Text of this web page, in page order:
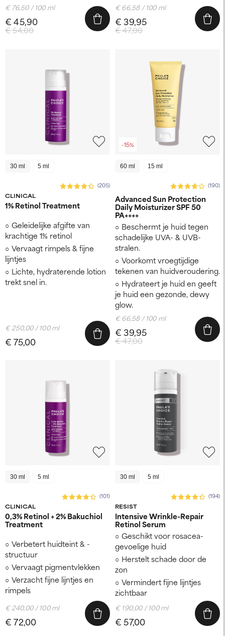
€ 54,00
€ 45,90
€ 76,50 / 100 ml
€ 47,00
€ 39,95
€ 66,58 / 100 ml
30 ml 5 ml
CLINICAL
(205)
1% Retinol Treatment
Geleidelijke afgifte van
krachtige 1% retinol
Vervaagt rimpels & fijne
lijntjes
Lichte, hydraterende lotion
trekt snel in.
€ 75,00
€ 250,00 / 100 ml
-15%
60 ml 15 ml
(190)
Advanced Sun Protection
Daily Moisturizer SPF 50
PA++++
Beschermt je huid tegen
schadelijke UVA- & UVB-
stralen.
Voorkomt vroegtijdige
tekenen van huidveroudering.
Hydrateert je huid en geeft
je huid een gezonde, dewy
glow.
€ 47,00
€ 39,95
€ 66,58 / 100 ml
30 ml 5 ml
CLINICAL
(101)
0,3% Retinol + 2% Bakuchiol
Treatment
Verbetert huidteint & -
structuur
Vervaagt pigmentvlekken
Verzacht fijne lijntjes en
rimpels
€ 72,00
€ 240,00 / 100 ml
30 ml 5 ml
RESIST
(194)
Intensive Wrinkle-Repair
Retinol Serum
Geschikt voor rosacea-
gevoelige huid
Herstelt schade door de
zon
Vermindert fijne lijntjes
zichtbaar
€ 57,00
€ 190,00 / 100 ml